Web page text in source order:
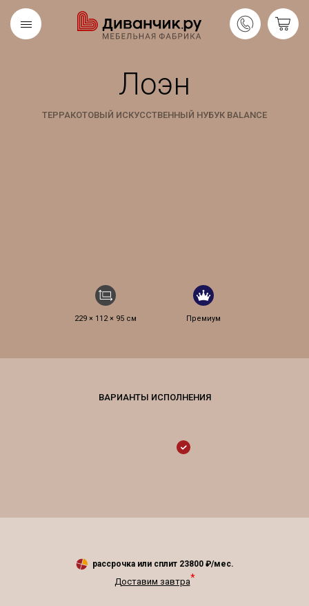
Лоэн
ТЕРРАКОТОВЫЙ ИСКУССТВЕННЫЙ НУБУК BALANCE
229 × 112 × 95 см Премиум
рассрочка или сплит 23800 ₽/мес.
Доставим завтра*
Скандинавская